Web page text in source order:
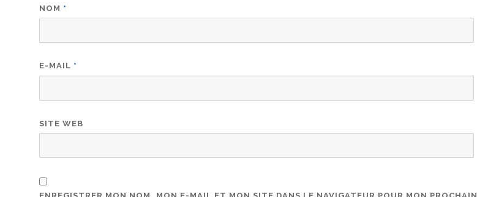
NOM *
E-MAIL *
SITE WEB